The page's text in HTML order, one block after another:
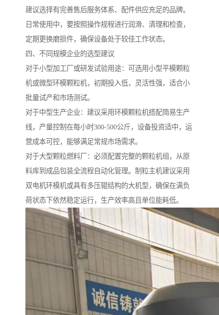
建议选择有完善售后服务体系、配件供应充足的品牌。
日常使用中，要按照操作规程进行润滑、清理和检查，
定期更换磨损件，确保设备处于较佳工作状态。
四、不同规模企业的选型建议
对于小型加工厂或研发试验用途：可选用小型平模颗粒
机或微型环模颗粒机，初期投入低，灵活性强，适合小
批量试产和市场测试。
对于中型生产企业：建议采用环模颗粒机搭配简易生产
线，产量控制在每小时300-500公斤，设备投资适中，运
营成本可控，能够满足常规市场需求。
对于大型颗粒燃料厂：必须配置完整的颗粒机组，从原
料库到成品包装全流程自动化管理。制粒主机建议采用
双电机环模机或具有多压辊结构的大机型，确保在满负
荷状态下依然稳定运行，生产效率高且单位能耗低。